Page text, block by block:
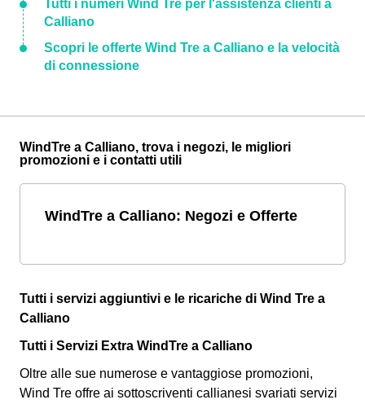
Tutti i numeri Wind Tre per l'assistenza clienti a
Calliano
Scopri le offerte Wind Tre a Calliano e la velocità
di connessione
WindTre a Calliano, trova i negozi, le migliori
promozioni e i contatti utili
WindTre a Calliano: Negozi e Offerte
Tutti i servizi aggiuntivi e le ricariche di Wind Tre a
Calliano
Tutti i Servizi Extra WindTre a Calliano
Oltre alle sue numerose e vantaggiose promozioni,
Wind Tre offre ai sottoscriventi callianesi svariati servizi